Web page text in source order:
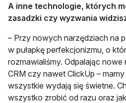
A inne technologie, których
zasadzki czy wyzwania
– Przy nowych narzędziach na
w pułapkę perfekcjonizmu, o
rozmawialiśmy. Odpalając nowe
CRM czy nawet ClickUp –
wszystkie wydają się świetne.
wszystko zrobić od razu oraz